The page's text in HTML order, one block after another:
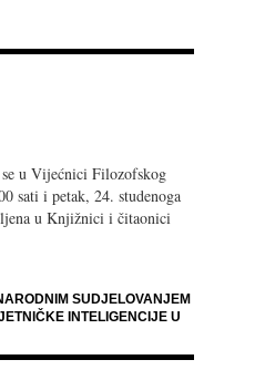
se u Vijećnici Filozofskog
sati i petak, 24. studenoga
u Knjižnici i čitaonici
SUDJELOVANJEM
INTELIGENCIJE U